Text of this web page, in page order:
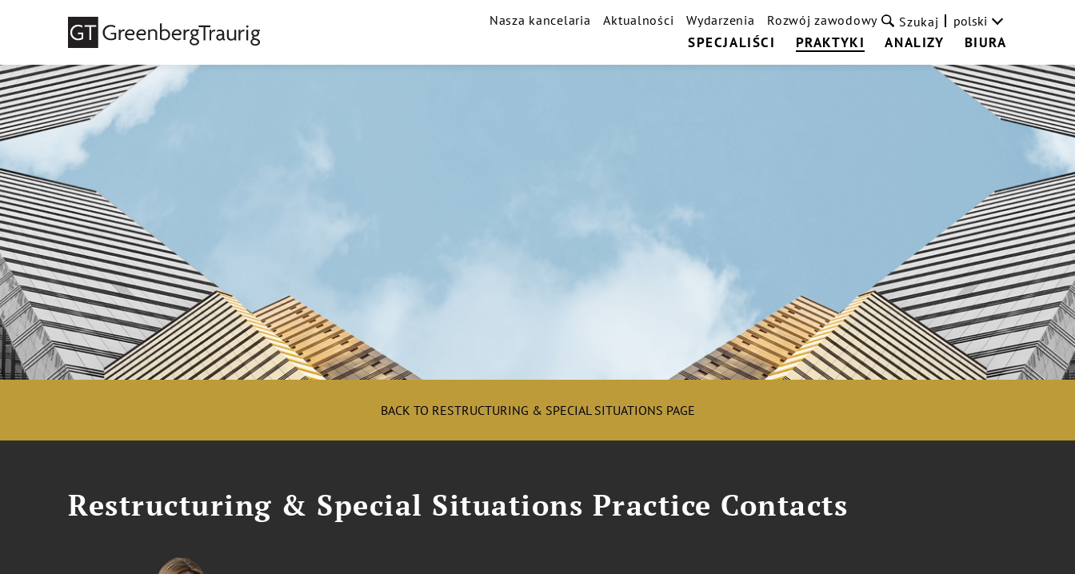
SPECJALIŚCI PRAKTYKI ANALIZY BIURA
Nasza kancelaria Aktualności Wydarzenia Rozwój zawodowy Szukaj polski
BACK TO RESTRUCTURING & SPECIAL SITUATIONS PAGE
Restructuring & Special Situations Practice Contacts